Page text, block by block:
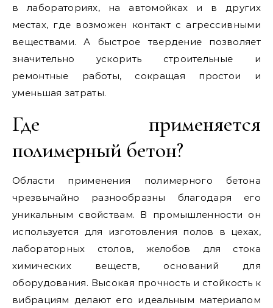
в лабораториях, на автомойках и в других
местах, где возможен контакт с агрессивными
веществами. А быстрое твердение позволяет
значительно ускорить строительные и
ремонтные работы, сокращая простои и
уменьшая затраты.
Где применяется
полимерный бетон?
Области применения полимерного бетона
чрезвычайно разнообразны благодаря его
уникальным свойствам. В промышленности он
используется для изготовления полов в цехах,
лабораторных столов, желобов для стока
химических веществ, оснований для
оборудования. Высокая прочность и стойкость к
вибрациям делают его идеальным материалом